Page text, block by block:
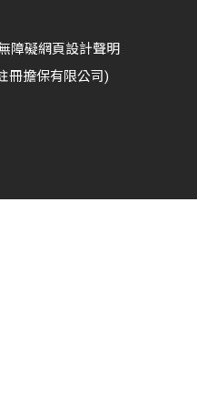
障礙網頁設計聲明
冊擔保有限公司)